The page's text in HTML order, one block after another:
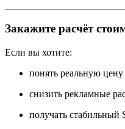
Закажите расчёт
Если вы хотите:
понять реальную цену
снизить рекламные
получать стабильный